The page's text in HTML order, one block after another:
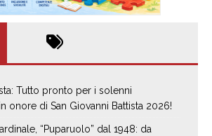
Tutto pronto per i solenni
onore di San Giovanni Battista 2026!
“Puparuolo” dal 1948: da